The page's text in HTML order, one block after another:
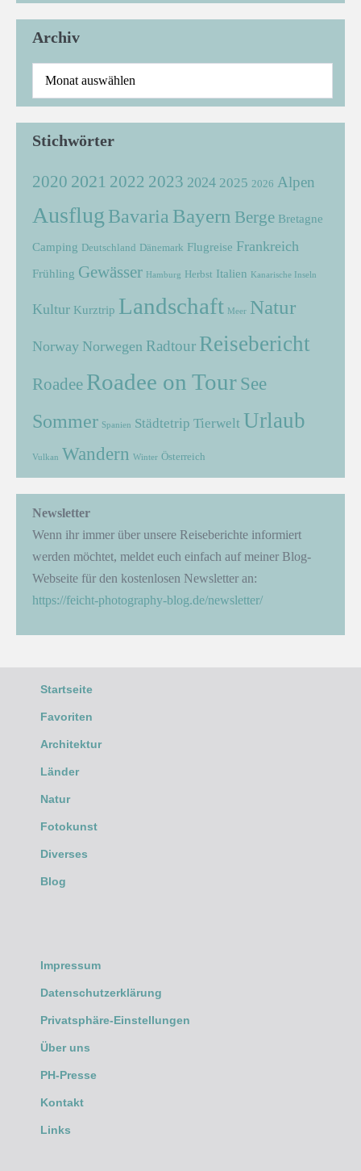
Archiv
Stichwörter
2020 2021 2022 2023 2024 2025 2026 Alpen
Ausflug Bavaria Bayern Berge Bretagne
Camping Deutschland Dänemark Flugreise Frankreich
Frühling Gewässer Hamburg Herbst Italien Kanarische Inseln
Kultur Kurztrip Landschaft Meer Natur
Norway Norwegen Radtour Reisebericht
Roadee Roadee on Tour See
Sommer Spanien Städtetrip Tierwelt Urlaub
Vulkan Wandern Winter Österreich
Newsletter
Wenn ihr immer über unsere Reiseberichte informiert
werden möchtet, meldet euch einfach auf meiner Blog-
Webseite für den kostenlosen Newsletter an:
https://feicht-photography-blog.de/newsletter/
Startseite
Favoriten
Architektur
Länder
Natur
Fotokunst
Diverses
Blog
Impressum
Datenschutzerklärung
Privatsphäre-Einstellungen
Über uns
PH-Presse
Kontakt
Links